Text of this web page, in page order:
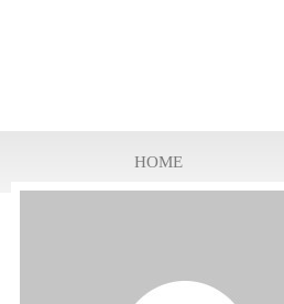
HOME